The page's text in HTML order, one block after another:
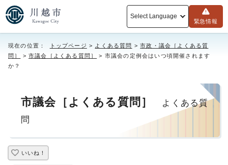
Select Language
緊急情報
現在の位置： トップページ > よくある質問 >市政・議会［よくある質
問］
>市議会［よくある質問］
> 市議会の定例会はいつ頃開催されます
か？
市議会［よくある質問］
よくある質
問
いいね！